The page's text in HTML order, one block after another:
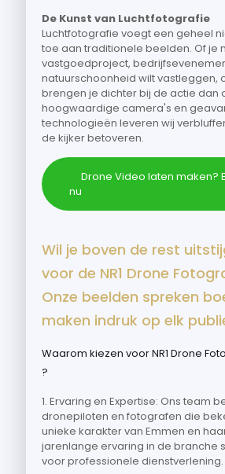
De Kunst van Luchtfotografie
Luchtfotografie voegt een geheel
toe aan traditionele beelden. Of je
vastgoedproject,
natuurschoonheid wilt vastleggen,
brengen je dichter bij de actie dan
hoogwaardige camera's en
technologieën leveren wij
de kijker betoveren.
Drone Video laten maken?
nu
Wil je boven de rest
voor de NR1 Drone
Onze beelden spreken
maken indruk op elk
Waarom kiezen voor NR1 Drone
?
1. Ervaring en Expertise: Ons team
dronepiloten en fotografen die
unieke karakter van Emmen en
jarenlange ervaring in de branche
voor professionele dienstverlening.